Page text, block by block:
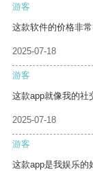
游客
这款软件的价格非常
2025-07-18
游客
这款app就像我的社
2025-07-18
游客
这款app是我娱乐的